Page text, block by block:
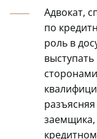
Адвокат,
по
роль в
заемщика,